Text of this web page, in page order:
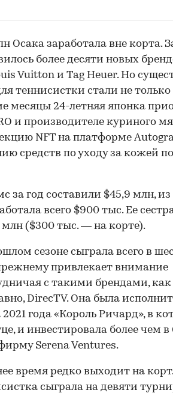
Осака заработала вне корта.
более десяти новых
Vuitton и Tag Heuer. Но
теннисистки стали не
месяцы 24-летняя японка
и производителе куриного
NFT на платформе
средств по уходу за кожей
за год составили $45,9 млн,
всего $900 тыс. Ее
млн ($300 тыс. — на корте).
сезоне сыграла всего в
привлекает внимание
с такими брендами, как
DirecTV. Она была
года «Король Ричард», в
и инвестировала более чем в
Serena Ventures.
время редко выходит на
сыграла на девяти